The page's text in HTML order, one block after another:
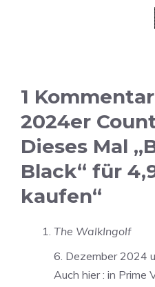
1
2024er
Dieses Mal
Black“ für
kaufen“
The WalkIngolf
6. Dezember 2024
Auch hier : in Prime